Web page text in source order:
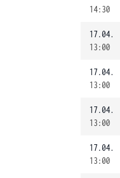
14:30
17.04.
13:00
17.04.
13:00
17.04.
13:00
17.04.
13:00